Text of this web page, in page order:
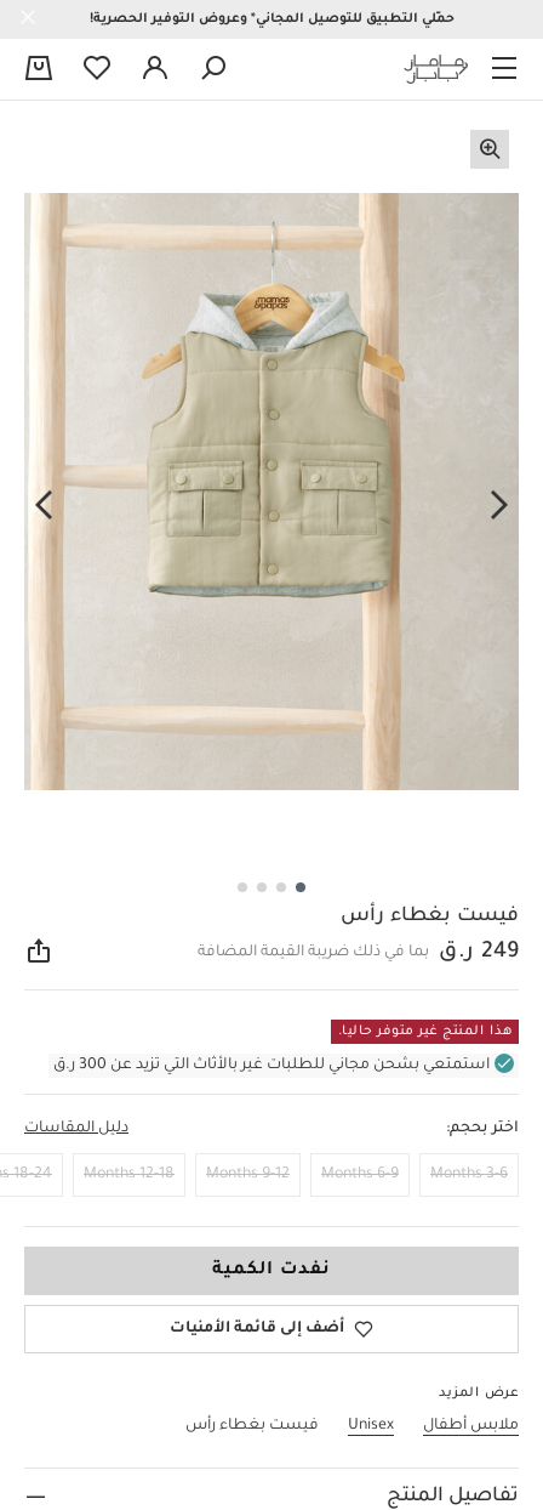
حمّلي التطبيق للتوصيل المجاني* وعروض التوفير الحصرية!
فيست بغطاء رأس
249 ر.ق بما في ذلك ضريبة القيمة المضافة
هذا المنتج غير متوفر حاليا.
استمتعي بشحن مجاني للطلبات غير بالأثاث التي تزيد عن 300 ر.ق
اختر بحجم: دليل المقاسات
3-6 Months
6-9 Months
9-12 Months
12-18 Months
18-24 Months
نفدت الكمية
أضف إلى قائمة الأمنيات
عرض المزيد
ملابس أطفال Unisex فيست بغطاء رأس
تفاصيل المنتج